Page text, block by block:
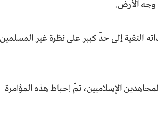
وجه الأرض.
النقية إلى حدّ كبير على نظرة غير المسلمين
الإسلاميين، تمّ إحباط هذه المؤامرة